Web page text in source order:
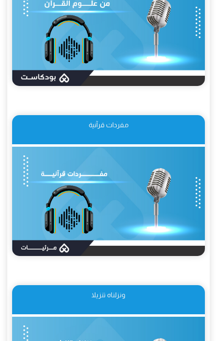
مفردات قرآنية
ونزلناه تنزيلا